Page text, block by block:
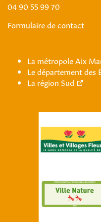
04 90 55 99 70
Formulaire de contact
La métropole Aix
Le département des
La région Sud